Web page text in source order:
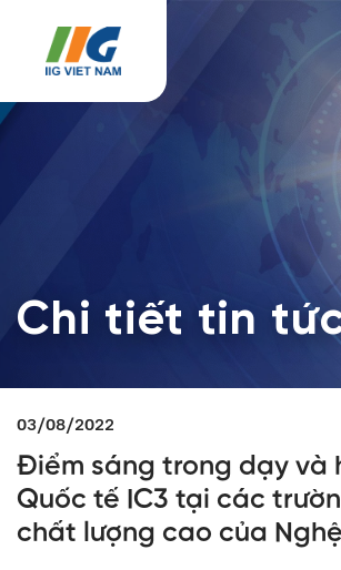
Chi tiết tin
03/08/2022
Điểm sáng trong dạy và
Quốc tế IC3 tại các
chất lượng cao của